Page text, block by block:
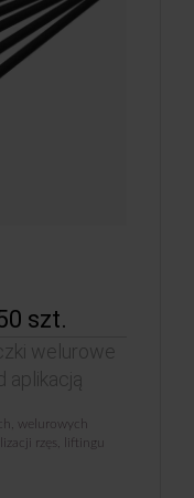
szt.
welurowe
aplikacją
welurowych
rzęs, liftingu